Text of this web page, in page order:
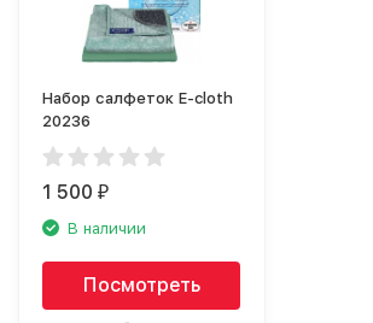
Набор салфеток E-cloth
20236
1 500₽
В наличии
Посмотреть